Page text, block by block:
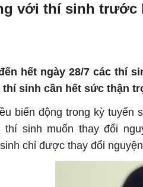
với thí sinh trước
hết ngày 28/7 các thí
sinh cần hết sức thận
biến động trong kỳ
thí sinh muốn thay đổi
chỉ được thay đổi